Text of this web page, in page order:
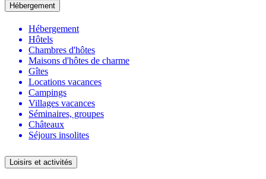
Hébergement
Hébergement
Hôtels
Chambres d'hôtes
Maisons d'hôtes de charme
Gîtes
Locations vacances
Campings
Villages vacances
Séminaires, groupes
Châteaux
Séjours insolites
Loisirs et activités